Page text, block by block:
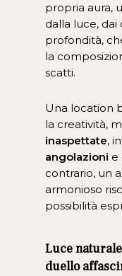
propria aura,
dalla luce,
profondità,
la
scatti.
Una location
la creatività,
inaspettate,
angolazioni e
contrario, un
armonioso
possibilità
Luce
duello